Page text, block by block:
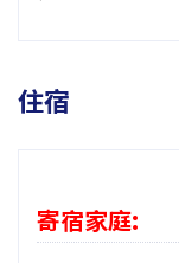
住宿
寄宿家庭: